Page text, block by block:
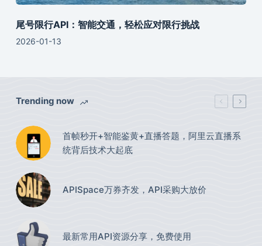
尾号限行API：智能交通，轻松应对限行挑战
2026-01-13
Trending now
首帧秒开+智能鉴黄+直播答题，阿里云直播系
统背后技术大起底
APISpace万券齐发，API采购大放价
最新常用API资源分享，免费使用​